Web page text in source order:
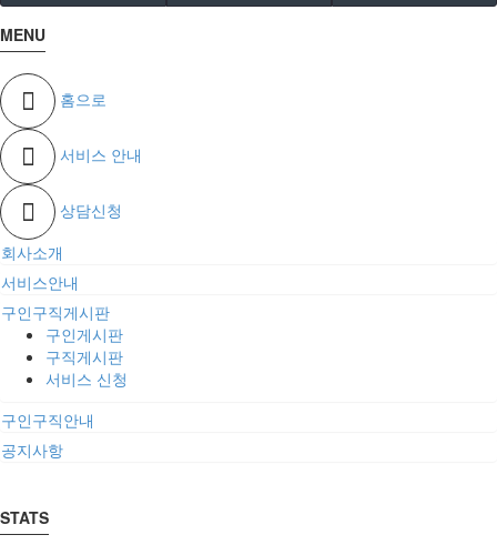
MENU
홈으로
서비스 안내
상담신청
회사소개
서비스안내
구인구직게시판
구인게시판
구직게시판
서비스 신청
구인구직안내
공지사항
STATS